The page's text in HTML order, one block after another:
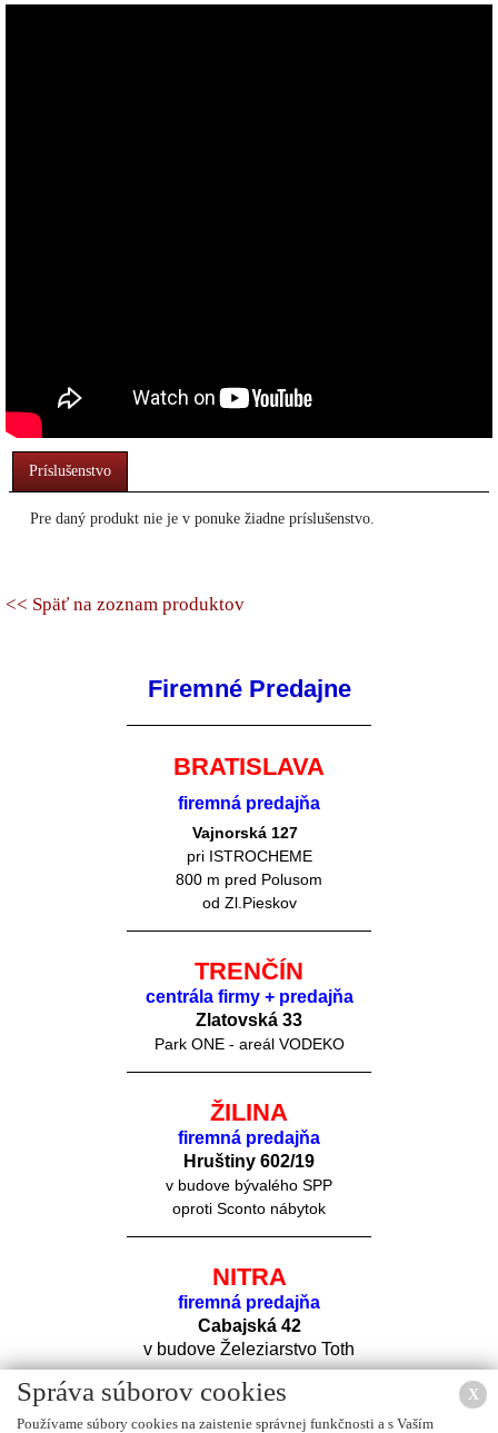
Príslušenstvo
Pre daný produkt nie je v ponuke žiadne príslušenstvo.
<< Späť na zoznam produktov
Firemné Predajne
BRATISLAVA
firemná predajňa
Vajnorská 127
pri ISTROCHEME
800 m pred Polusom
od Zl.Pieskov
TRENČÍN
centrála firmy + predajňa
Zlatovská 33
Park ONE - areál VODEKO
ŽILINA
firemná predajňa
Hruštiny 602/19
v budove bývalého SPP
oproti Sconto nábytok
NITRA
firemná predajňa
Cabajská 42
v budove Železiarstvo Toth
X
Správa súborov cookies
Používame súbory cookies na zaistenie správnej funkčnosti a s Vaším